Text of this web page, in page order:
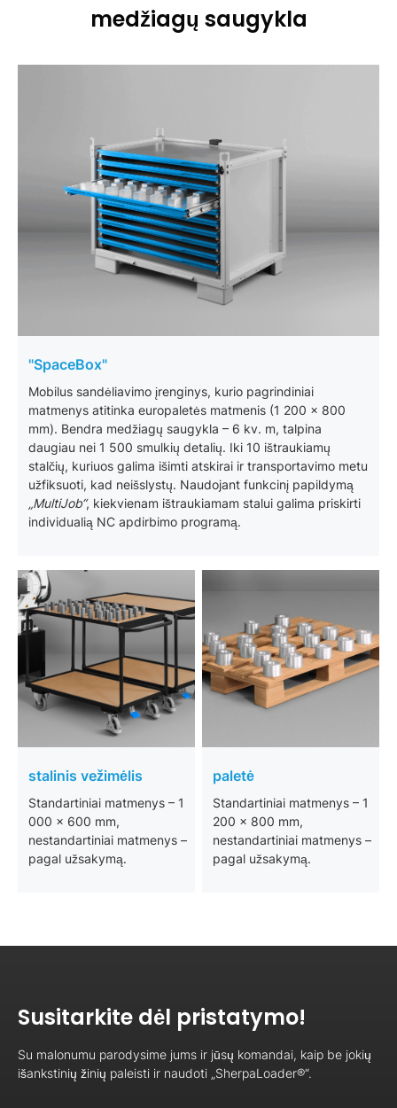
medžiagų saugykla
"SpaceBox"
Mobilus sandėliavimo įrenginys, kurio pagrindiniai
matmenys atitinka europaletės matmenis (1 200 x 800
mm). Bendra medžiagų saugykla – 6 kv. m, talpina
daugiau nei 1 500 smulkių detalių. Iki 10 ištraukiamų
stalčių, kuriuos galima išimti atskirai ir transportavimo metu
užfiksuoti, kad neišslystų. Naudojant funkcinį papildymą
„MultiJob“, kiekvienam ištraukiamam stalui galima priskirti
individualią NC apdirbimo programą.
stalinis vežimėlis
Standartiniai matmenys – 1
000 x 600 mm,
nestandartiniai matmenys –
pagal užsakymą.
paletė
Standartiniai matmenys – 1
200 x 800 mm,
nestandartiniai matmenys –
pagal užsakymą.
Susitarkite dėl pristatymo!
Su malonumu parodysime jums ir jūsų komandai, kaip be jokių
išankstinių žinių paleisti ir naudoti „SherpaLoader®“.